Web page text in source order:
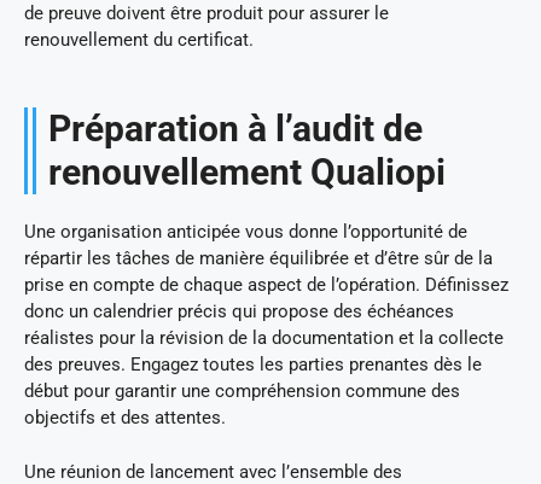
de preuve doivent être produit pour assurer le
renouvellement du certificat.
Préparation à l’audit de
renouvellement Qualiopi
Une organisation anticipée vous donne l’opportunité de
répartir les tâches de manière équilibrée et d’être sûr de la
prise en compte de chaque aspect de l’opération. Définissez
donc un calendrier précis qui propose des échéances
réalistes pour la révision de la documentation et la collecte
des preuves. Engagez toutes les parties prenantes dès le
début pour garantir une compréhension commune des
objectifs et des attentes.
Une réunion de lancement avec l’ensemble des